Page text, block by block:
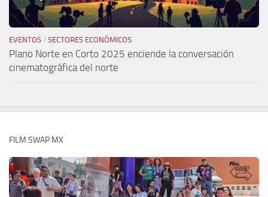
EVENTOS / SECTORES ECONÓMICOS
Plano Norte en Corto 2025 enciende la conversación
cinematográfica del norte
FILM SWAP MX